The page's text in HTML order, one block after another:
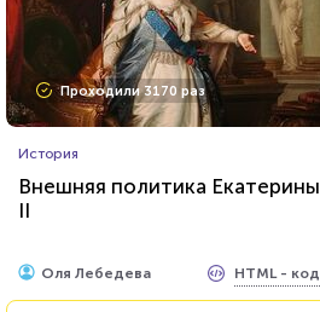
Проходили 3170 раз
История
Внешняя политика Екатерины
II
Оля Лебедева HTML - код